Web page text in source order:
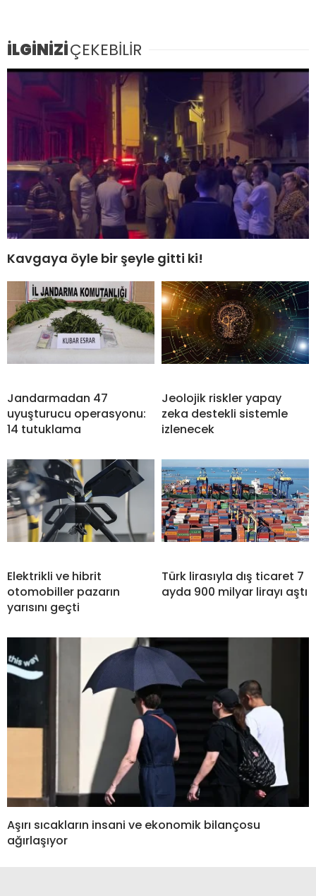
İLGİNİZİÇEKEBİLİR
Kavgaya öyle bir şeyle gitti ki!
Jandarmadan 47
uyuşturucu operasyonu:
14 tutuklama
Jeolojik riskler yapay
zeka destekli sistemle
izlenecek
Elektrikli ve hibrit
otomobiller pazarın
yarısını geçti
Türk lirasıyla dış ticaret 7
ayda 900 milyar lirayı aştı
Aşırı sıcakların insani ve ekonomik bilançosu
ağırlaşıyor